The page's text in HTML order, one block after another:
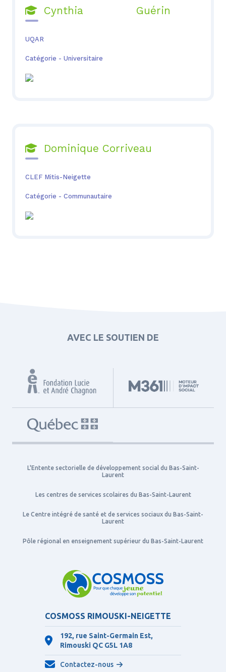
Cynthia Guérin
UQAR
Catégorie - Universitaire
Dominique Corriveau
CLEF Mitis-Neigette
Catégorie - Communautaire
AVEC LE SOUTIEN DE
L'Entente sectorielle de développement social du Bas-Saint-
Laurent
Les centres de services scolaires du Bas-Saint-Laurent
Le Centre intégré de santé et de services sociaux du Bas-Saint-
Laurent
Pôle régional en enseignement supérieur du Bas-Saint-Laurent
COSMOSS RIMOUSKI-NEIGETTE
192, rue Saint-Germain Est,
Rimouski QC G5L 1A8
Contactez-nous